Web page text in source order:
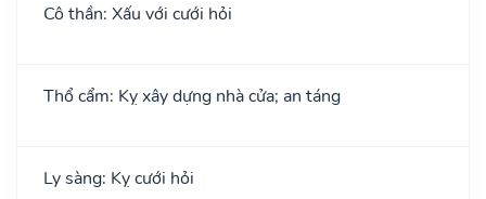
Cô thần: Xấu với cưới hỏi
Thổ cẩm: Kỵ xây dựng nhà cửa; an táng
Ly sàng: Kỵ cưới hỏi